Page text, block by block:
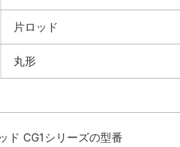
片ロッド
丸形
ド CG1シリーズの型番